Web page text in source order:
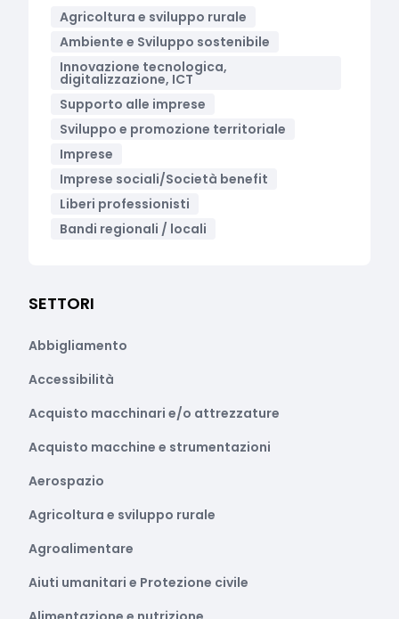
Agricoltura e sviluppo rurale
Ambiente e Sviluppo sostenibile
Innovazione tecnologica,
digitalizzazione, ICT
Supporto alle imprese
Sviluppo e promozione territoriale
Imprese
Imprese sociali/Società benefit
Liberi professionisti
Bandi regionali / locali
SETTORI
Abbigliamento
Accessibilità
Acquisto macchinari e/o attrezzature
Acquisto macchine e strumentazioni
Aerospazio
Agricoltura e sviluppo rurale
Agroalimentare
Aiuti umanitari e Protezione civile